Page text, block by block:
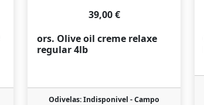
39,00 €
ors. Olive oil creme relaxe
regular 4lb
Odivelas: Indisponivel -Campo